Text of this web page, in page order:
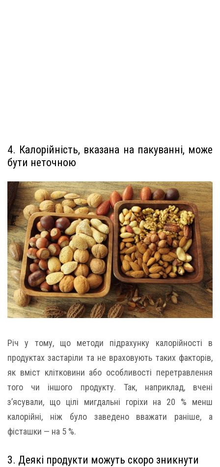
4. Калорійність, вказана на пакуванні, може
бути неточною
Річ у тому, що методи підрахунку калорійності в
продуктах застаріли та не враховують таких факторів,
як вміст клітковини або особливості перетравлення
того чи іншого продукту. Так, наприклад, вчені
з’ясували, що цілі мигдальні горіхи на 20 % менш
калорійні, ніж було заведено вважати раніше, а
фісташки — на 5 %.
3. Деякі продукти можуть скоро зникнути